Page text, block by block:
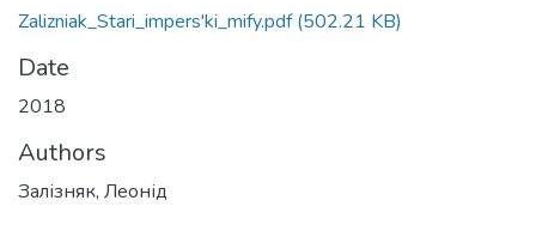
Zalizniak_Stari_impers'ki_mify.pdf(502.21 KB)
Date
2018
Authors
Залізняк, Леонід